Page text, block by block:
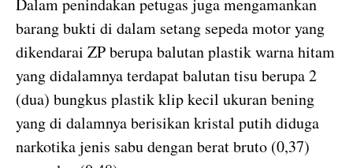
Dalam penindakan petugas juga mengamankan
barang bukti di dalam setang sepeda motor yang
dikendarai ZP berupa balutan plastik warna hitam
yang didalamnya terdapat balutan tisu berupa 2
(dua) bungkus plastik klip kecil ukuran bening
yang di dalamnya berisikan kristal putih diduga
narkotika jenis sabu dengan berat bruto (0,37)